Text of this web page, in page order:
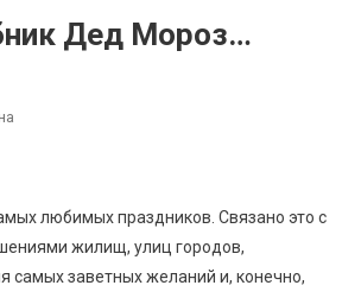
Дед Мороз…
любимых праздников. Связано это с
жилищ, улиц городов,
самых заветных желаний и, конечно,